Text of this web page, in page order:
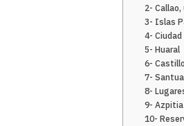
2-
3- Islas
4-
5- Huaral
6-
7-
8-
9- Azpitia
10-